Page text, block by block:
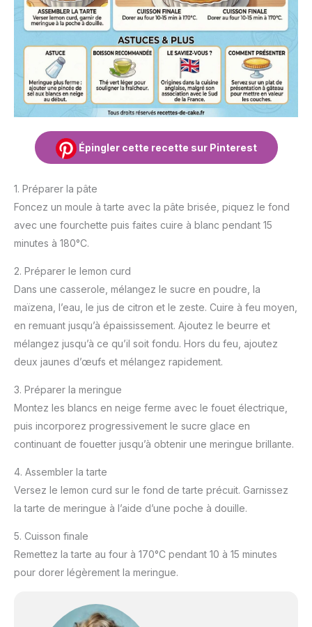
Épingler cette recette sur Pinterest
1. Préparer la pâte
Foncez un moule à tarte avec la pâte brisée, piquez le fond
avec une fourchette puis faites cuire à blanc pendant 15
minutes à 180°C.
2. Préparer le lemon curd
Dans une casserole, mélangez le sucre en poudre, la
maïzena, l’eau, le jus de citron et le zeste. Cuire à feu moyen,
en remuant jusqu’à épaississement. Ajoutez le beurre et
mélangez jusqu’à ce qu’il soit fondu. Hors du feu, ajoutez
deux jaunes d’œufs et mélangez rapidement.
3. Préparer la meringue
Montez les blancs en neige ferme avec le fouet électrique,
puis incorporez progressivement le sucre glace en
continuant de fouetter jusqu’à obtenir une meringue brillante.
4. Assembler la tarte
Versez le lemon curd sur le fond de tarte précuit. Garnissez
la tarte de meringue à l’aide d’une poche à douille.
5. Cuisson finale
Remettez la tarte au four à 170°C pendant 10 à 15 minutes
pour dorer légèrement la meringue.